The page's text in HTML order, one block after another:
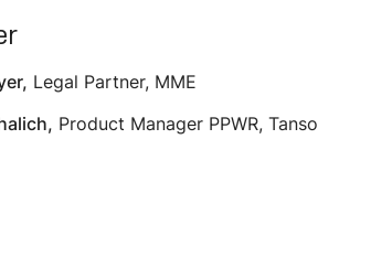
, Legal Partner, MME
, Product Manager PPWR, Tanso